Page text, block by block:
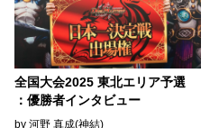
全国大会2025 東北エリア予選
：優勝者インタビュー
by 河野 真成(神結)